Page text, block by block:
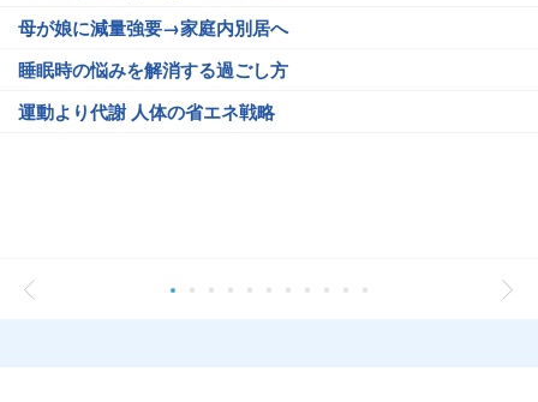
母が娘に減量強要→家庭内別居へ
睡眠時の悩みを解消する過ごし方
運動より代謝 人体の省エネ戦略